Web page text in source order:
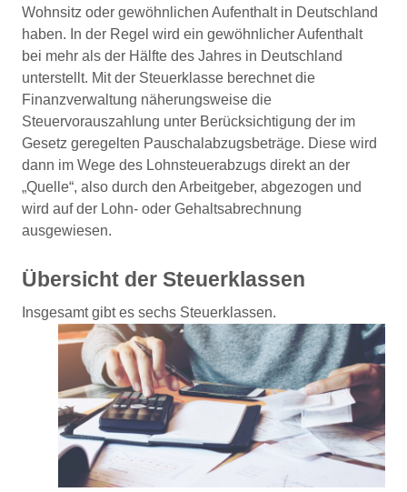
Wohnsitz oder gewöhnlichen Aufenthalt in Deutschland
haben. In der Regel wird ein gewöhnlicher Aufenthalt
bei mehr als der Hälfte des Jahres in Deutschland
unterstellt. Mit der Steuerklasse berechnet die
Finanzverwaltung näherungsweise die
Steuervorauszahlung unter Berücksichtigung der im
Gesetz geregelten Pauschalabzugsbeträge. Diese wird
dann im Wege des Lohnsteuerabzugs direkt an der
„Quelle“, also durch den Arbeitgeber, abgezogen und
wird auf der Lohn- oder Gehaltsabrechnung
ausgewiesen.
Übersicht der Steuerklassen
Insgesamt gibt es sechs Steuerklassen.